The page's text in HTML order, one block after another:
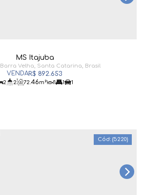
MS Itajuba
R$ 892.653
Barra Velha, Santa Catarina, Brasil
2 2 72 .46m² 1 1 1
(5220)